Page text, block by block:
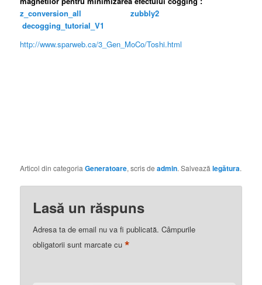
z_conversion_all
zubbly2
decogging_tutorial_V1
http://www.sparweb.ca/3_Gen_MoCo/Toshi.html
Articol din categoriaGeneratoare, scris deadmin. Salveazălegătura.
Lasă un răspuns
Adresa ta de email nu va fi publicată. Câmpurile
obligatorii sunt marcate cu*